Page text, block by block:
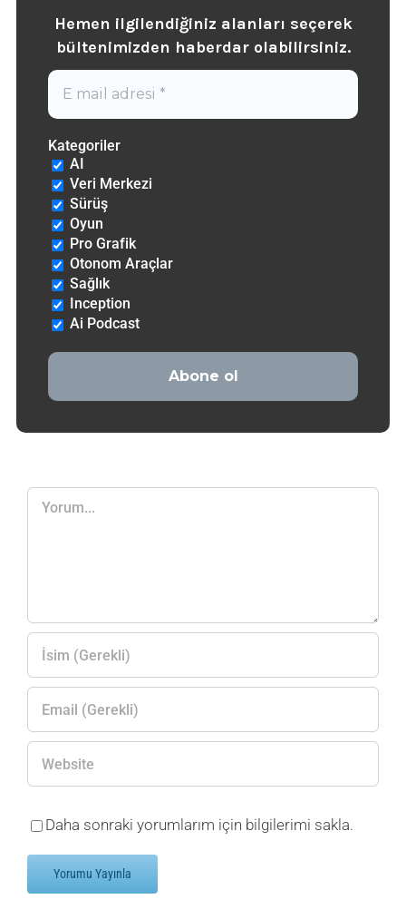
Hemen ilgilendiğiniz alanları seçerek
bültenimizden haberdar olabilirsiniz.
Kategoriler
AI
Veri Merkezi
Sürüş
Oyun
Pro Grafik
Otonom Araçlar
Sağlık
Inception
Ai Podcast
Yorum
Daha sonraki yorumlarım için bilgilerimi sakla.